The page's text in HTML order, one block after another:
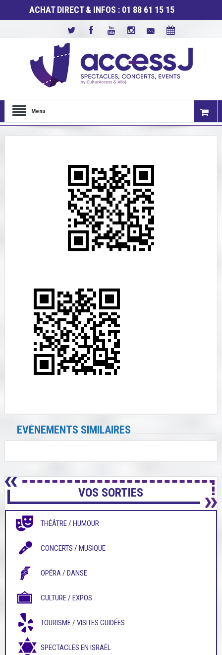
ACHAT DIRECT & INFOS : 01 88 61 15 15
Menu
EVÉNEMENTS SIMILAIRES
VOS SORTIES
THÉÂTRE / HUMOUR
CONCERTS / MUSIQUE
OPÉRA / DANSE
CULTURE / EXPOS
TOURISME / VISITES GUIDÉES
SPECTACLES EN ISRAËL